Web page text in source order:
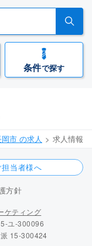
条件で探す
市 の求人 求人情報
当者様へ
方針
ケティング
ユ-300096
15-300424